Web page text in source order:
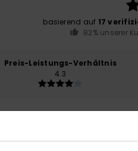
basierend auf 17
82% unserer
Preis-Leistungs-Verhältnis
4.3
Produkt